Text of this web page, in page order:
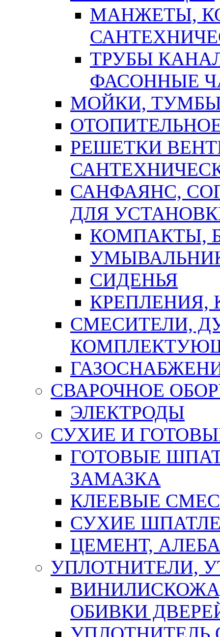
МАНЖЕТЫ,
ТРУБЫ
ФАСОННЫЕ
МОЙКИ,
РЕШЕТКИ
САНФАЯНС,
ДЛЯ
КОМПАКТЫ,
СИДЕНЬЯ
СМЕСИТЕЛИ,
СВАРОЧНОЕ
ЭЛЕКТРОДЫ
СУХИЕ И
ГОТОВЫЕ
ЗАМАЗКА
КЛЕЕВЫЕ
СУХИЕ
ЦЕМЕНТ,
УПЛОТНИТЕЛИ,
ОБИВКИ